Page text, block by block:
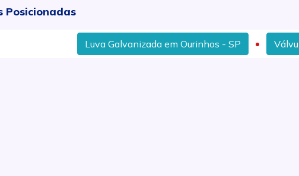
Posicionadas
Luva Galvanizada em Ourinhos - SP Válvulas